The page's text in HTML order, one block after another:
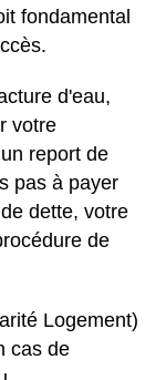
fondamental
d'eau,
votre
report de
pas à payer
dette, votre
de
Logement)
cas de